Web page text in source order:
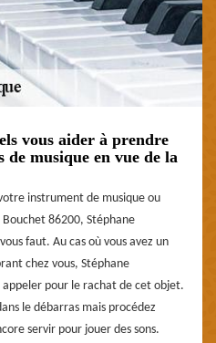
vous aider à prendre
de musique en vue de la
instrument de musique ou
86200, Stéphane
faut. Au cas où vous avez un
chez vous, Stéphane
pour le rachat de cet objet.
le débarras mais procédez
servir pour jouer des sons.